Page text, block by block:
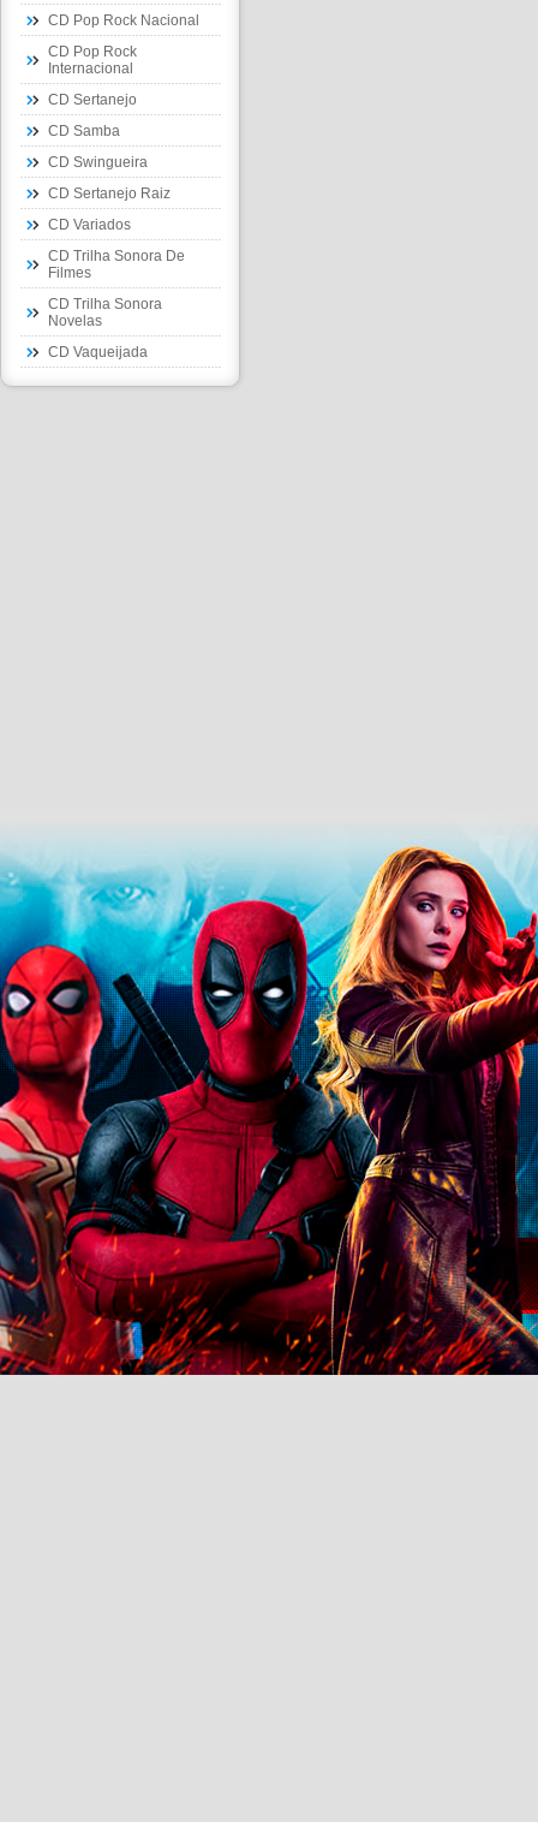
CD Pop Rock Nacional
CD Pop Rock
Internacional
CD Sertanejo
CD Samba
CD Swingueira
CD Sertanejo Raiz
CD Variados
CD Trilha Sonora De
Filmes
CD Trilha Sonora
Novelas
CD Vaqueijada